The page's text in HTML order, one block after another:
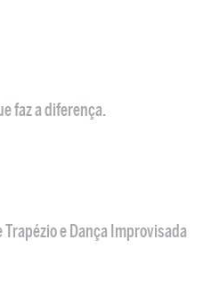
faz a diferença.
e Dança Improvisada